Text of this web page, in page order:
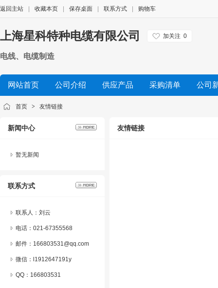
返回主站 收藏本页 保存桌面 联系方式 购物车
上海星科特种电缆有限公司 加关注 0
电线、电缆制造
网站首页 公司介绍 供应产品 采购清单 公司
首页 > 友情链接
新闻中心
暂无新闻
联系方式
联系人：刘云
电话：021-67355568
邮件：166803531@qq.com
微信： l1912647191y
QQ： 166803531
友情链接